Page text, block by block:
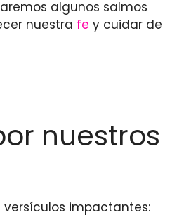
algunos salmos
nuestra fe y cuidar de
nuestros
versículos impactantes: